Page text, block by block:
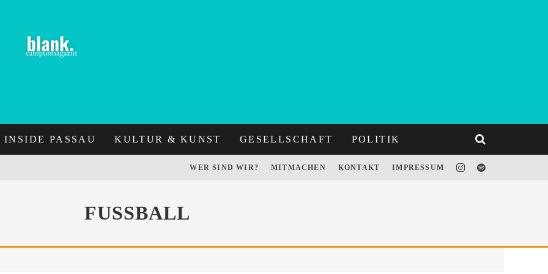
INSIDE PASSAU KULTUR & KUNST GESELLSCHAFT POLITIK
WER SIND WIR? MITMACHEN KONTAKT IMPRESSUM
FUSSBALL